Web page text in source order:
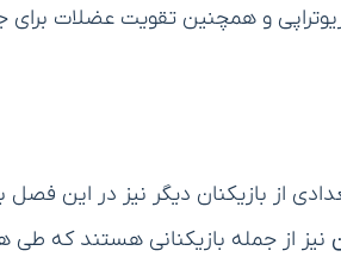
و همچنین تقویت عضلات
از بازیکنان دیگر نیز در این
نیز از جمله بازیکنانی هستند که